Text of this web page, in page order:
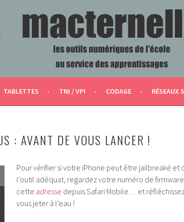
DES APPRENTISSAGES
TABLETTES TNI / VPI CODAGE RÉSEAUX
: AVANT DE VOUS LANCER !
Pour vérifier si votre iPhone peut être jailbreaké et
l’outil adéquat, regardez votre numéro de
cette adresse depuis Safari Mobile… et
vous jeter à l’eau !